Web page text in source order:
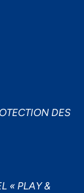
DES
« PLAY &